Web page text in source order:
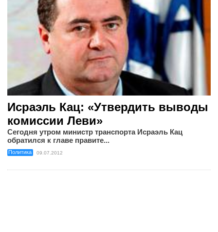
Исраэль Кац: «Утвердить выводы
комиссии Леви»
Сегодня утром министр транспорта Исраэль Кац
обратился к главе правите...
Политика 09.07.2012